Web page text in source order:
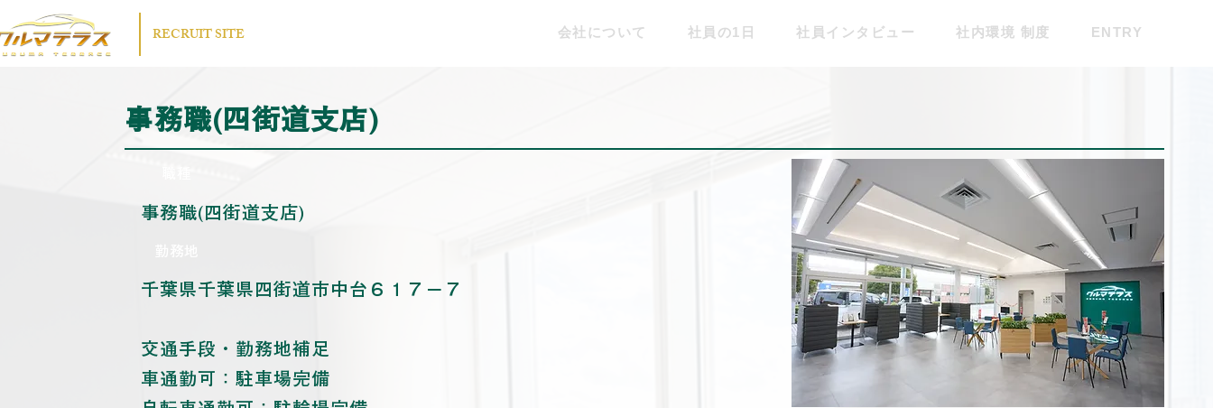
​RECRUIT SITE 会社について 社員の1日 社員インタビュー 社内環境 制度 ENTRY
事務職(四街道支店)
事務職(四街道支店)
千葉県千葉県四街道市中台６１７−７
交通手段・勤務地補足
車通勤可：駐車場完備